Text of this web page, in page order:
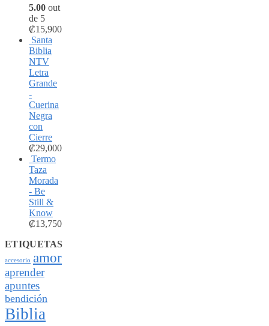
5.00 out
de 5
₡15,900
Santa
Biblia
NTV
Letra
Grande
-
Cuerina
Negra
con
Cierre
₡29,000
Termo
Taza
Morada
- Be
Still &
Know
₡13,750
ETIQUETAS
accesorio amor
aprender
apuntes
bendición
Biblia